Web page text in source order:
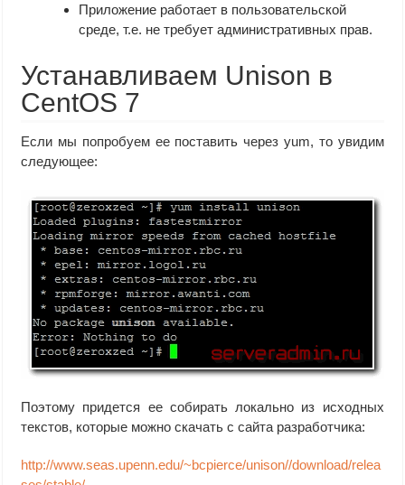
Приложение работает в пользовательской
среде, т.е. не требует административных прав.
Устанавливаем Unison в
CentOS 7
Если мы попробуем ее поставить через yum, то увидим
следующее:
Поэтому придется ее собирать локально из исходных
текстов, которые можно скачать с сайта разработчика:
http://www.seas.upenn.edu/~bcpierce/unison//download/relea